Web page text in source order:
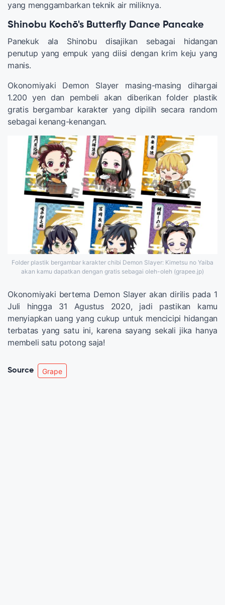
yang menggambarkan teknik air miliknya.
Shinobu Kochō's Butterfly Dance Pancake
Panekuk ala Shinobu disajikan sebagai hidangan
penutup yang empuk yang diisi dengan krim keju yang
manis.
Okonomiyaki Demon Slayer masing-masing dihargai
1.200 yen dan pembeli akan diberikan folder plastik
gratis bergambar karakter yang dipilih secara random
sebagai kenang-kenangan.
Folder plastik bergambar karakter chibi Demon Slayer: Kimetsu no Yaiba
akan kamu dapatkan dengan gratis sebagai oleh-oleh (grapee.jp)
Okonomiyaki bertema Demon Slayer akan dirilis pada 1
Juli hingga 31 Agustus 2020, jadi pastikan kamu
menyiapkan uang yang cukup untuk mencicipi hidangan
terbatas yang satu ini, karena sayang sekali jika hanya
membeli satu potong saja!
Source Grape